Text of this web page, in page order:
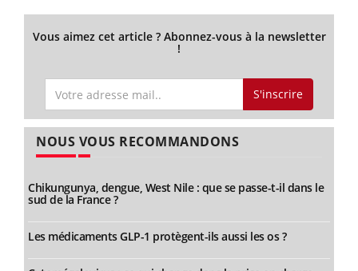
Vous aimez cet article ? Abonnez-vous à la newsletter
!
S'inscrire
NOUS VOUS RECOMMANDONS
Chikungunya, dengue, West Nile : que se passe-t-il dans le
sud de la France ?
Les médicaments GLP-1 protègent-ils aussi les os ?